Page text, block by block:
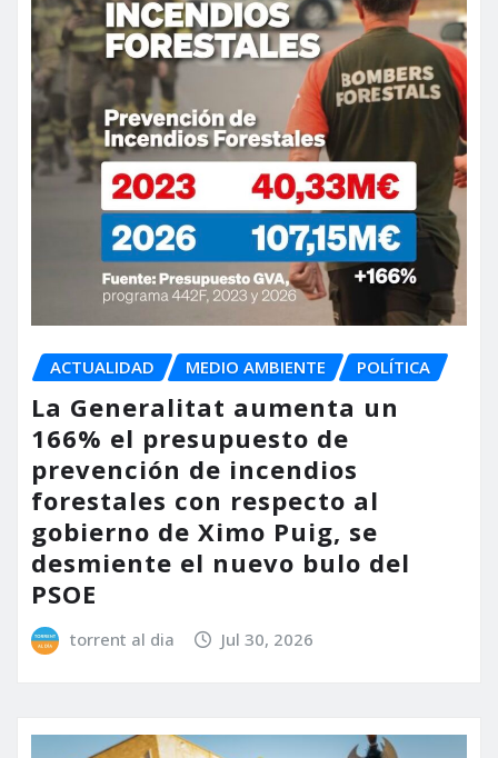
ACTUALIDAD MEDIO AMBIENTE POLÍTICA
La Generalitat aumenta un
166% el presupuesto de
prevención de incendios
forestales con respecto al
gobierno de Ximo Puig, se
desmiente el nuevo bulo del
PSOE
torrent al dia Jul 30, 2026